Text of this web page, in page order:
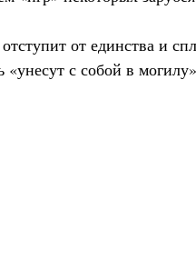
от единства и
с собой в